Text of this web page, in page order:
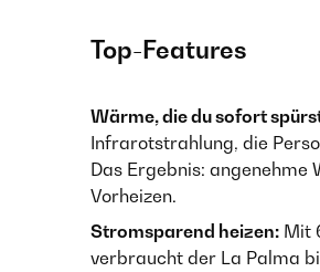
Top-Features
Wärme, die du sofort
Infrarotstrahlung, die
Das Ergebnis: angenehme
Vorheizen.
Stromsparend heizen: Mit
verbraucht der La Palma